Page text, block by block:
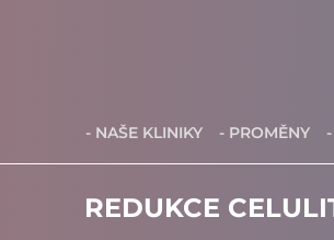
- NAŠE KLINIKY - PROMĚNY
REDUKCE